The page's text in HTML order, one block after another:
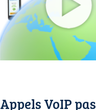
Appels VoIP